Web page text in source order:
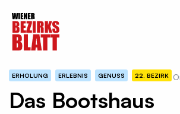
ERHOLUNG ERLEBNIS GENUSS 22. BEZIRK
Das Bootshaus